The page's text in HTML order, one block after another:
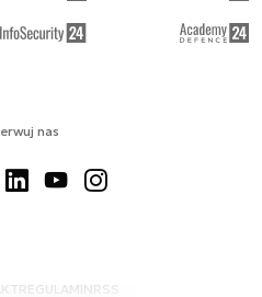
nas
REGULAMINRSS